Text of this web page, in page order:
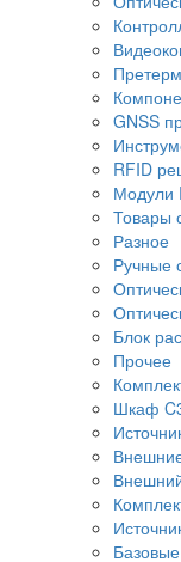
GNSS
RFID
Модули
Товары
Разное
Ручные
Блок
Прочее
Шкаф